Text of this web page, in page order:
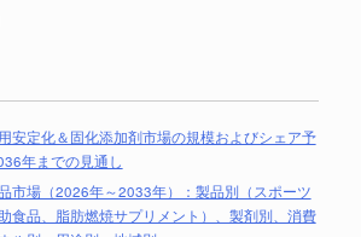
安定化＆固化添加剤市場の規模およびシェア予
年までの見通し
市場（2026年～2033年）：製品別（スポーツ
食品、脂肪燃焼サプリメント）、製剤別、消費